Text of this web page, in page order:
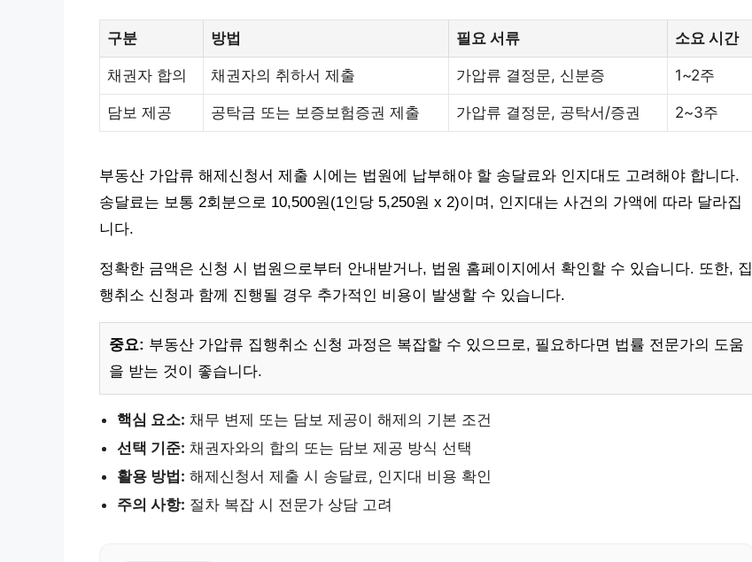
구분 방법 필요 서류 소요 시간
채권자 합의 채권자의 취하서 제출 가압류 결정문, 신분증 1~2주
담보 제공 공탁금 또는 보증보험증권 제출 가압류 결정문, 공탁서/증권 2~3주
부동산 가압류 해제신청서 제출 시에는 법원에 납부해야 할 송달료와 인지대도 고려해야 합니다.
송달료는 보통 2회분으로 10,500원(1인당 5,250원 x 2)이며, 인지대는 사건의 가액에 따라 달라집
니다.
정확한 금액은 신청 시 법원으로부터 안내받거나, 법원 홈페이지에서 확인할 수 있습니다. 또한, 집
행취소 신청과 함께 진행될 경우 추가적인 비용이 발생할 수 있습니다.
중요: 부동산 가압류 집행취소 신청 과정은 복잡할 수 있으므로, 필요하다면 법률 전문가의 도움
을 받는 것이 좋습니다.
핵심 요소: 채무 변제 또는 담보 제공이 해제의 기본 조건
선택 기준: 채권자와의 합의 또는 담보 제공 방식 선택
활용 방법: 해제신청서 제출 시 송달료, 인지대 비용 확인
주의 사항: 절차 복잡 시 전문가 상담 고려